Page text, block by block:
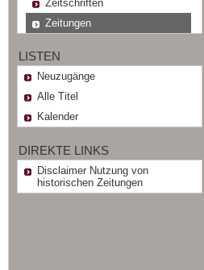
Zeitschriften
Zeitungen
LISTEN
Neuzugänge
Alle Titel
Kalender
DIREKTE LINKS
Disclaimer Nutzung von
historischen Zeitungen